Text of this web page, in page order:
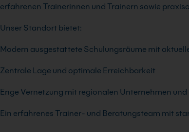
erfahrenen Trainerinnen und Trainern sowie
Unser Standort bietet:
Modern ausgestattete Schulungsräume mit
Zentrale Lage und optimale Erreichbarkeit
Enge Vernetzung mit regionalen Unternehmen
Ein erfahrenes Trainer- und Beratungsteam mit